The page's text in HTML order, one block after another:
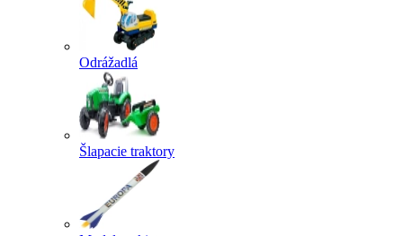
Odrážadlá
Šlapacie traktory